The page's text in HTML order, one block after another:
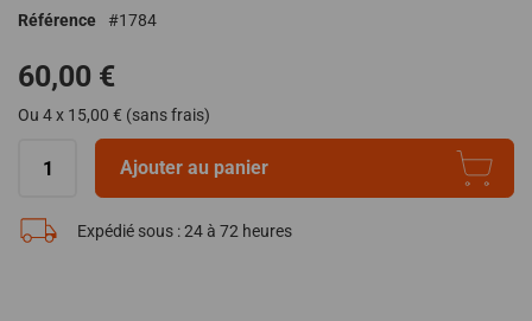
Référence 1784
60,00 €
Ou 4 x 15,00 € (sans frais)
Ajouter au panier
Expédié sous :24 à 72 heures